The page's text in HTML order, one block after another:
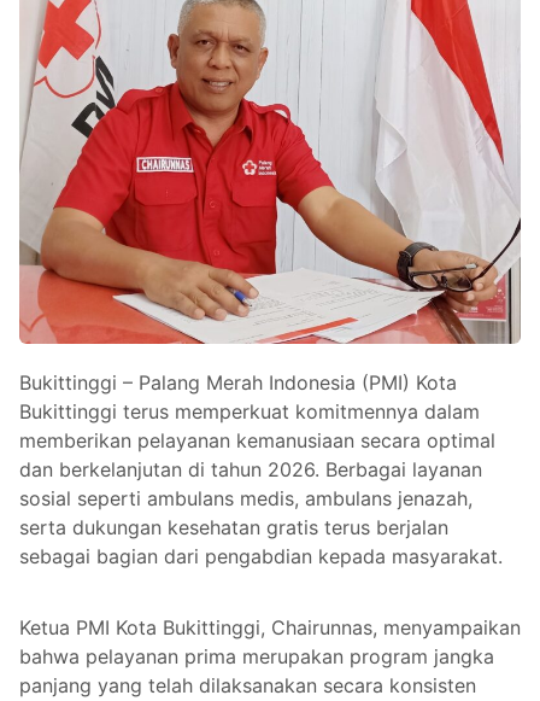
Bukittinggi – Palang Merah Indonesia (PMI) Kota
Bukittinggi terus memperkuat komitmennya dalam
memberikan pelayanan kemanusiaan secara optimal
dan berkelanjutan di tahun 2026. Berbagai layanan
sosial seperti ambulans medis, ambulans jenazah,
serta dukungan kesehatan gratis terus berjalan
sebagai bagian dari pengabdian kepada masyarakat.
Ketua PMI Kota Bukittinggi, Chairunnas, menyampaikan
bahwa pelayanan prima merupakan program jangka
panjang yang telah dilaksanakan secara konsisten